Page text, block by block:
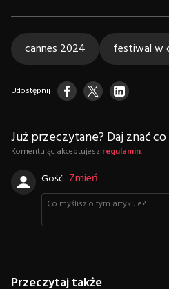
cannes 2024 festiwal w
Udostępnij
Już przeczytane? Daj znać
Komentując akceptujesz regulamin.
Gość Zmień
Przeczytaj także